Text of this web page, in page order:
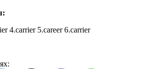
4.carrier 5.career 6.carrier